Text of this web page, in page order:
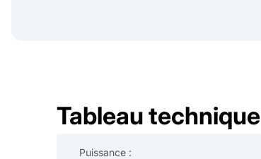
Tableau technique
Puissance :